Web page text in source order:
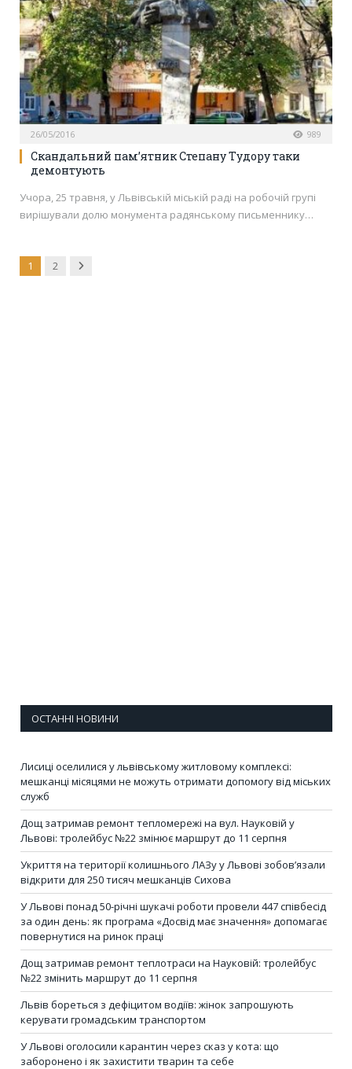
26/05/2016 989
Скандальний пам’ятник Степану Тудору таки
демонтують
Учора, 25 травня, у Львівській міській раді на робочій групі
вирішували долю монумента радянському письменнику…
1 2 Next
ОСТАННІ НОВИНИ
Лисиці оселилися у львівському житловому комплексі:
мешканці місяцями не можуть отримати допомогу від міських
служб
Дощ затримав ремонт тепломережі на вул. Науковій у
Львові: тролейбус №22 змінює маршрут до 11 серпня
Укриття на території колишнього ЛАЗу у Львові зобов’язали
відкрити для 250 тисяч мешканців Сихова
У Львові понад 50-річні шукачі роботи провели 447 співбесід
за один день: як програма «Досвід має значення» допомагає
повернутися на ринок праці
Дощ затримав ремонт теплотраси на Науковій: тролейбус
№22 змінить маршрут до 11 серпня
Львів бореться з дефіцитом водіїв: жінок запрошують
керувати громадським транспортом
У Львові оголосили карантин через сказ у кота: що
заборонено і як захистити тварин та себе